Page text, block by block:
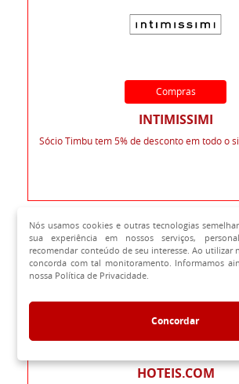
Nós usamos cookies e outras tecnologias
sua experiência em nossos serviços,
recomendar conteúdo de seu interesse. Ao utilizar
concorda com tal monitoramento. Informamos
nossa Política de Privacidade.
Concordar
Compras
INTIMISSIMI
Sócio Timbu tem 5% de desconto em todo o
Viagens
HOTEIS.COM